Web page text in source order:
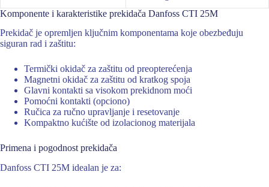
Komponente i karakteristike prekidača Danfoss CTI 25M
Prekidač je opremljen ključnim komponentama koje obezbeđuju
siguran rad i zaštitu:
Termički okidač za zaštitu od preopterećenja
Magnetni okidač za zaštitu od kratkog spoja
Glavni kontakti sa visokom prekidnom moći
Pomoćni kontakti (opciono)
Ručica za ručno upravljanje i resetovanje
Kompaktno kućište od izolacionog materijala
Primena i pogodnost prekidača
Danfoss CTI 25M idealan je za: